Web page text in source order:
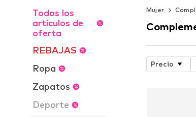
Todos los
artículos de
oferta
REBAJAS
Ropa
Zapatos
Deporte
Mujer
Precio